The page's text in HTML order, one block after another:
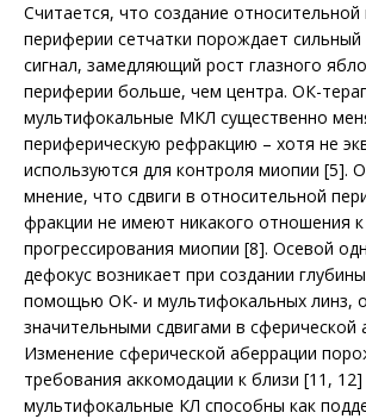
Считается, что создание
периферии сетчатки порождает
сигнал, замедляющий рост глазного
периферии больше, чем центра. ОК-
мультифокальные МКЛ существенно
периферическую рефракцию – хотя не
используются для контроля миопии [5].
мнение, что сдвиги в относительной
фракции не имеют никакого отношения к
прогрессирования миопии [8]. Осевой
дефокус возникает при создании
помощью ОК- и мультифокальных линз,
значительными сдвигами в сферической
Изменение сферической аберрации
требования аккомодации к близи [11, 12]
мультифокальные КЛ способны как